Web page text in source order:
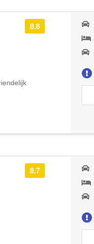
8.8
8.7